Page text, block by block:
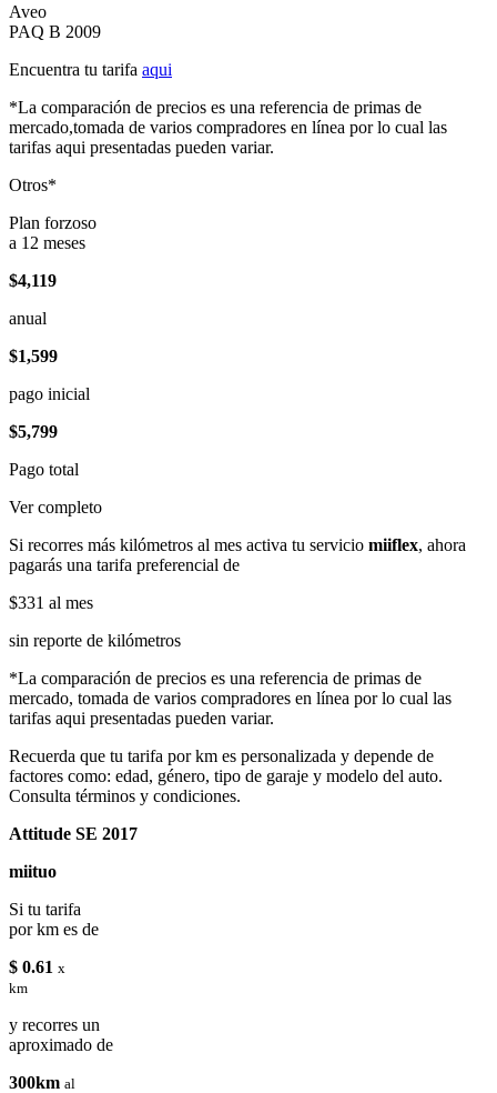
Aveo
PAQ B 2009
Encuentra tu tarifa aqui
*La comparación de precios es una referencia de primas de
mercado,tomada de varios compradores en línea por lo cual las
tarifas aqui presentadas pueden variar.
Otros*
Plan forzoso
a 12 meses
$4,119
anual
$1,599
pago inicial
$5,799
Pago total
Ver completo
Si recorres más kilómetros al mes activa tu servicio miiflex, ahora
pagarás una tarifa preferencial de
$331 al mes
sin reporte de kilómetros
*La comparación de precios es una referencia de primas de
mercado, tomada de varios compradores en línea por lo cual las
tarifas aqui presentadas pueden variar.
Recuerda que tu tarifa por km es personalizada y depende de
factores como: edad, género, tipo de garaje y modelo del auto.
Consulta términos y condiciones.
Attitude SE 2017
miituo
Si tu tarifa
por km es de
$ 0.61 x
km
y recorres un
aproximado de
300km al